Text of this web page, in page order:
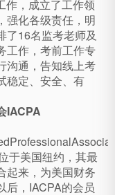
作，成立了工作领
强化各级责任，明
了16名监考老师及
工作，考前工作专
沟通，告知线上考
稳定、安全、有
IACPA
于美国纽约，其最
起来，为美国财务
后，IACPA的会员